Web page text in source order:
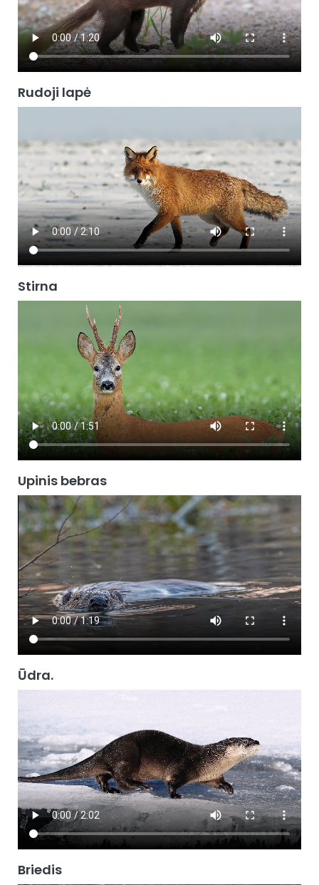
Rudoji lapė
Stirna
Upinis bebras
Ūdra.
Briedis